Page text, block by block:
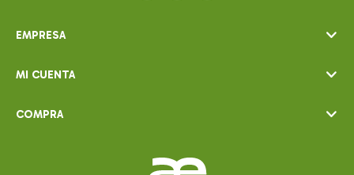
EMPRESA
MI CUENTA
COMPRA